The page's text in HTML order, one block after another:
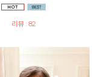
리뷰 : 82